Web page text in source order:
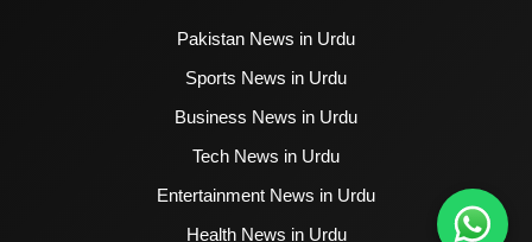
Pakistan News in Urdu
Sports News in Urdu
Business News in Urdu
Tech News in Urdu
Entertainment News in Urdu
Health News in Urdu